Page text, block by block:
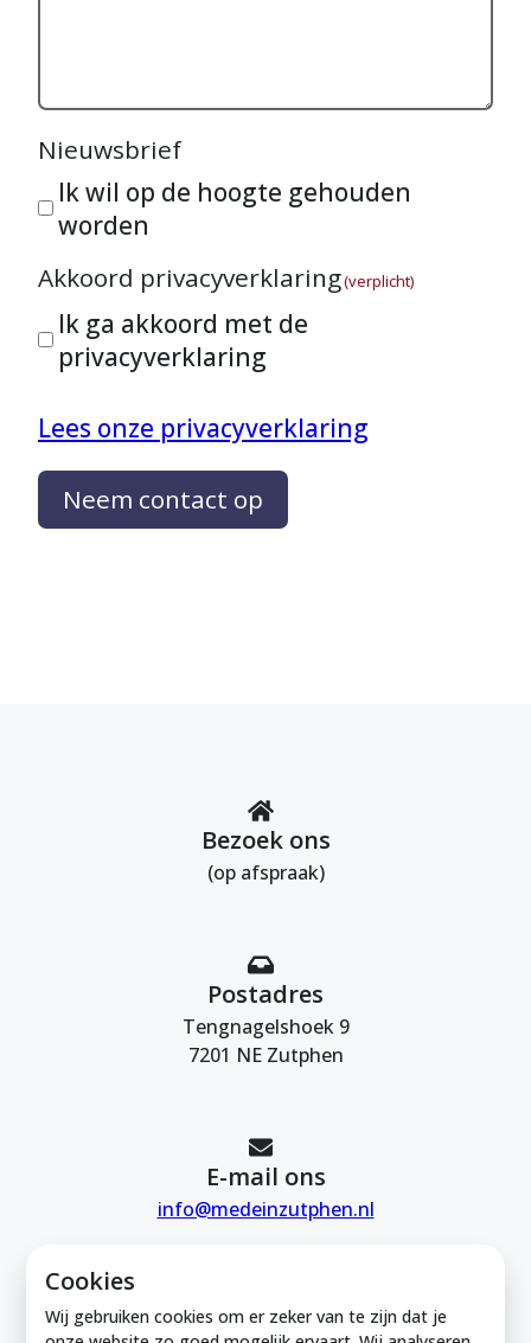
Cookies
Wij gebruiken cookies om er zeker van te zijn dat je
Nieuwsbrief
Ik wil op de hoogte gehouden
worden
Akkoord privacyverklaring(verplicht)
Ik ga akkoord met de
privacyverklaring
Lees onze privacyverklaring
Neem contact op
Bezoek ons
(op afspraak)
Postadres
Tengnagelshoek 9
7201 NE Zutphen
E-mail ons
info@medeinzutphen.nl